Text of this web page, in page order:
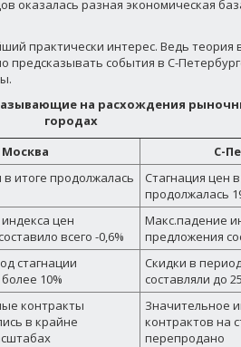
оказалась разная экономическая
практически интерес. Ведь теория
предсказывать события в С-
на расхождения
городах
Москва
С-
в итоге продолжалась
Стагнация цен
продолжалась
цен
всего -0,6%
Макс.падение
предложения
стагнации
10%
Скидки в
составляли до
контракты
в крайне
Значительное
контрактов на
перепродано